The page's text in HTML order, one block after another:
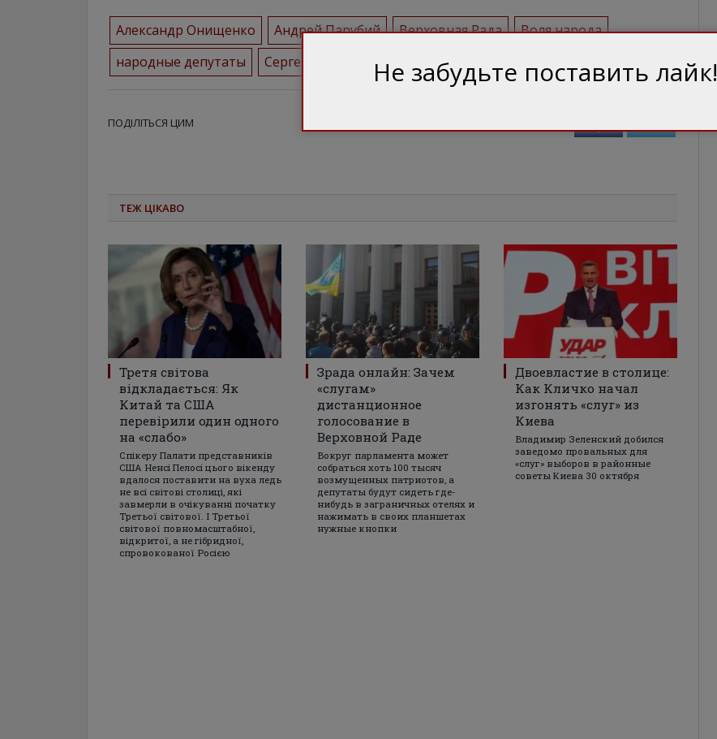
Александр Онищенко Андрей Парубий Верховная Рада
Воля народа
народные депутаты
Сергей Мельничук спикер
ПОДІЛІТЬСЯ ЦИМ
ТЕЖ ЦІКАВО
Третя світова
відкладається: Як
Китай та США
перевірили один одного
на «слабо»
Спікеру Палати представників
США Ненсі Пелосі цього вікенду
вдалося поставити на вуха ледь
не всі світові столиці, які
завмерли в очікуванні початку
Третьої світової. І Третьої
світової повномасштабної,
відкритої, а не гібридної,
спровокованої Росією
Зрада онлайн: Зачем
«слугам»
дистанционное
голосование в
Верховной Раде
Вокруг парламента может
собраться хоть 100 тысяч
возмущенных патриотов, а
депутаты будут сидеть где-
нибудь в заграничных отелях и
нажимать в своих планшетах
нужные кнопки
Двоевластие в столице:
Как Кличко начал
изгонять «слуг» из
Киева
Владимир Зеленский добился
заведомо провальных для
«слуг» выборов в районные
советы Киева 30 октября
Не забудьте поставить лайк!